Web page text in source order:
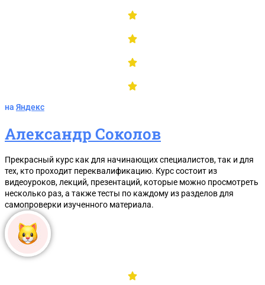
на Яндекс
Александр Соколов
Прекрасный курс как для начинающих специалистов, так и для
тех, кто проходит переквалификацию. Курс состоит из
видеоуроков, лекций, презентаций, которые можно просмотреть
несколько раз, а также тесты по каждому из разделов для
самопроверки изученного материала.